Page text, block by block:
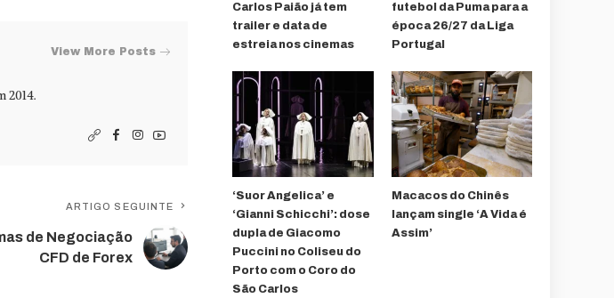
View More Posts
2014.
ARTIGO SEGUINTE
de Negociação
CFD de Forex
Carlos Paião já tem
trailer e data de
estreia nos cinemas
futebol da Puma para a
época 26/27 da Liga
Portugal
‘Suor Angelica’ e
‘Gianni Schicchi’: dose
dupla de Giacomo
Puccini no Coliseu do
Porto com o Coro do
São Carlos
Macacos do Chinês
lançam single ‘A Vida é
Assim’